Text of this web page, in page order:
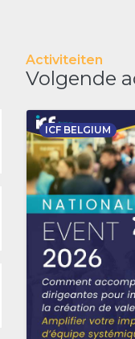
Activiteiten
Volgende
ICF BELGIUM